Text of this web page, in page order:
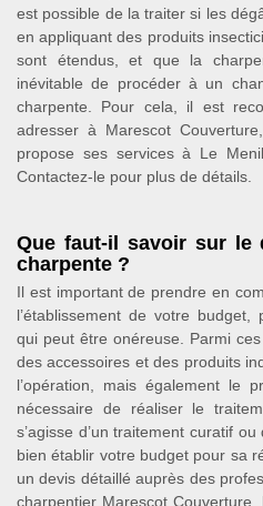
est possible de la traiter si les
en appliquant des produits
sont étendus, et que la
inévitable de procéder à un
charpente. Pour cela, il est
adresser à Marescot
propose ses services à Le
Contactez-le pour plus de détails.
Que faut-il savoir sur le
charpente ?
Il est important de prendre en
l’établissement de votre budget,
qui peut être onéreuse. Parmi
des accessoires et des produits
l’opération, mais également le
nécessaire de réaliser le
s’agisse d’un traitement curatif
bien établir votre budget pour sa
un devis détaillé auprès des
charpentier Marescot Couverture,